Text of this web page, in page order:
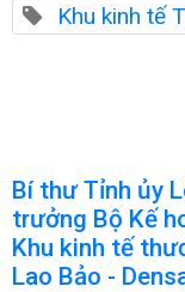
Khu kinh tế
Bí thư Tỉnh ủy
trưởng Bộ Kế
Khu kinh tế
Lao Bảo -